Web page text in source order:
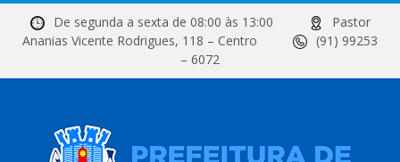
De segunda a sexta de 08:00 às 13:00
Pastor
Ananias Vicente Rodrigues, 118 – Centro
(91) 99253
– 6072